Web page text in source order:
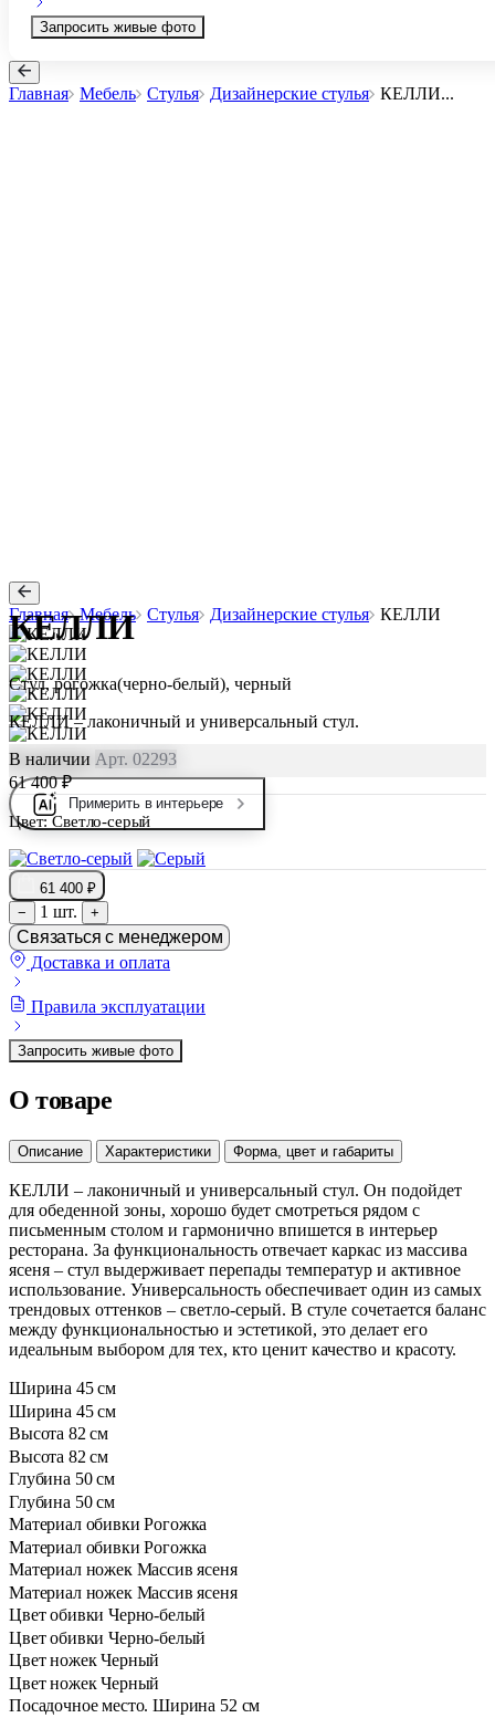
Запросить живые фото
Главная Мебель Стулья Дизайнерские стулья КЕЛЛИ...
Главная Мебель Стулья Дизайнерские стулья КЕЛЛИ
Примерить в интерьере
КЕЛЛИ
Стул, рогожка(черно-белый), черный
КЕЛЛИ – лаконичный и универсальный стул.
В наличии Арт. 02293
61 400 ₽
Цвет: Светло-серый
61 400 ₽
−
1 шт. +
Связаться с менеджером
Доставка и оплата
Правила эксплуатации
Запросить живые фото
О товаре
Описание Характеристики Форма, цвет и габариты
КЕЛЛИ – лаконичный и универсальный стул. Он подойдет
для обеденной зоны, хорошо будет смотреться рядом с
письменным столом и гармонично впишется в интерьер
ресторана. За функциональность отвечает каркас из массива
ясеня – стул выдерживает перепады температур и активное
использование. Универсальность обеспечивает один из самых
трендовых оттенков – светло-серый. В стуле сочетается баланс
между функциональностью и эстетикой, это делает его
идеальным выбором для тех, кто ценит качество и красоту.
Ширина 45 см
Ширина 45 см
Высота 82 см
Высота 82 см
Глубина 50 см
Глубина 50 см
Материал обивки Рогожка
Материал обивки Рогожка
Материал ножек Массив ясеня
Материал ножек Массив ясеня
Цвет обивки Черно-белый
Цвет обивки Черно-белый
Цвет ножек Черный
Цвет ножек Черный
Посадочное место. Ширина 52 см